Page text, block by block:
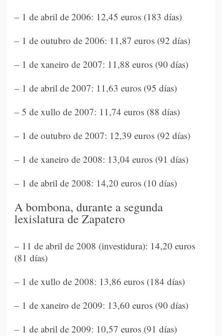
– 1 de abril de 2006: 12,45 euros (183 días)
– 1 de outubro de 2006: 11,87 euros (92 días)
– 1 de xaneiro de 2007: 11,88 euros (90 días)
– 1 de abril de 2007: 11,63 euros (95 días)
– 5 de xullo de 2007: 11,74 euros (88 días)
– 1 de outubro de 2007: 12,39 euros (92 días)
– 1 de xaneiro de 2008: 13,04 euros (91 días)
– 1 de abril de 2008: 14,20 euros (10 días)
A bombona, durante a segunda
lexislatura de Zapatero
– 11 de abril de 2008 (investidura): 14,20 euros
(81 días)
– 1 de xullo de 2008: 13,86 euros (184 días)
– 1 de xaneiro de 2009: 13,60 euros (90 días)
– 1 de abril de 2009: 10,57 euros (91 días)